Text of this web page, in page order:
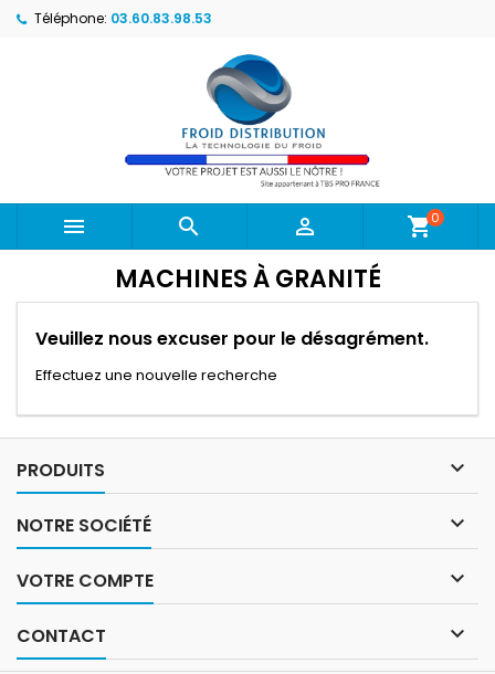
Téléphone: 03.60.83.98.53
   shopping_cart0
MACHINES À GRANITÉ
Veuillez nous excuser pour le désagrément.
Effectuez une nouvelle recherche
PRODUITS 
NOTRE SOCIÉTÉ 
VOTRE COMPTE 
CONTACT 